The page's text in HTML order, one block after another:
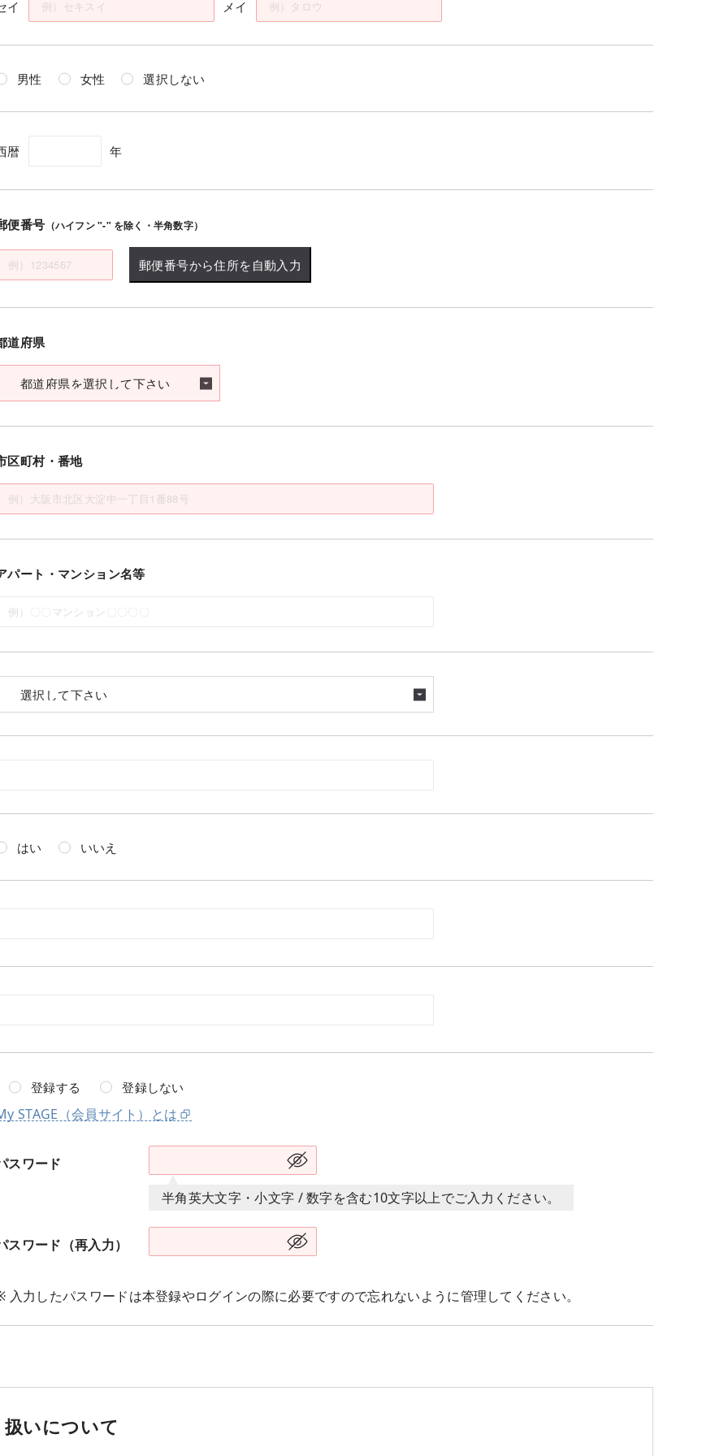
イ メイ
男性 女性 選択しない
暦 年
便番号 （ハイフン "-" を除く・半角数字）
郵便番号から住所を自動入力
道府県
区町村・番地
パート・マンション名等
はい いいえ
登録する 登録しない
STAGE（会員サイト）とは
スワード
半角英大文字・小文字 / 数字を含む10文字以上でご入力ください。
スワード（再入力）
入力したパスワードは本登録やログインの際に必要ですので忘れないように管理してください。
いについて